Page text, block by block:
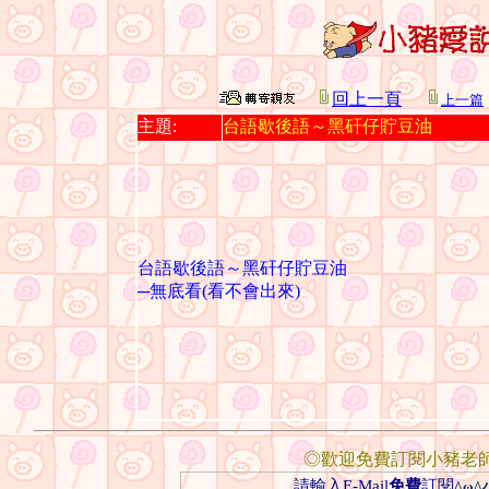
回上一頁 上一篇
主題: 台語歇後語～黑矸仔貯豆油
台語歇後語～黑矸仔貯豆油
─無底看(看不會出來)
◎歡迎免費訂閱小豬老